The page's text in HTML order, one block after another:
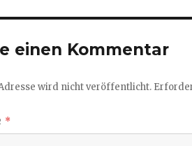
einen Kommentar
wird nicht veröffentlicht.
*